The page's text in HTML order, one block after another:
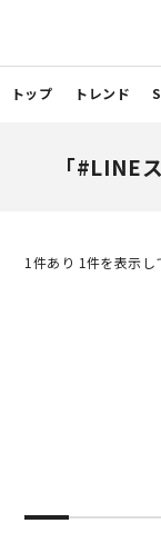
トップ トレンド
「#LINE
1 件あり 1件を表示し